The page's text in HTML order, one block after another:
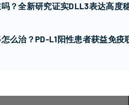
？全新研究证实DLL3表达高度
么治？PD-L1阳性患者获益免疫